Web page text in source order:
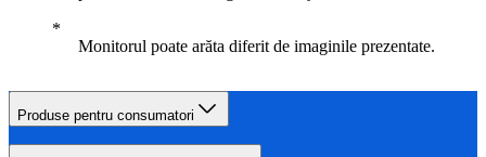
Monitorul poate arăta diferit de imaginile prezentate.
Produse pentru consumatori